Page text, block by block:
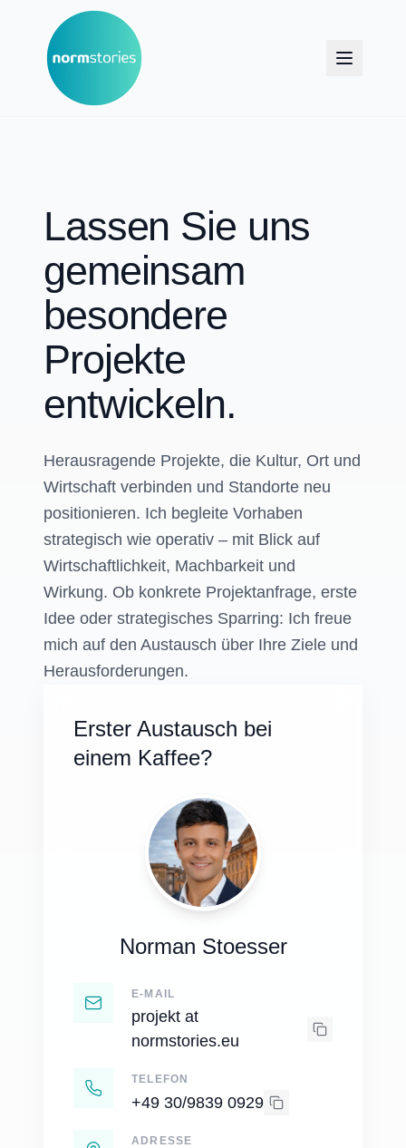
Lassen Sie uns
gemeinsam
besondere
Projekte
entwickeln.
Herausragende Projekte, die Kultur, Ort und
Wirtschaft verbinden und Standorte neu
positionieren. Ich begleite Vorhaben
strategisch wie operativ – mit Blick auf
Wirtschaftlichkeit, Machbarkeit und
Wirkung. Ob konkrete Projektanfrage, erste
Idee oder strategisches Sparring: Ich freue
mich auf den Austausch über Ihre Ziele und
Herausforderungen.
Erster Austausch bei
einem Kaffee?
Norman Stoesser
E-MAIL
projekt at
normstories.eu
TELEFON
+49 30/9839 0929
ADRESSE